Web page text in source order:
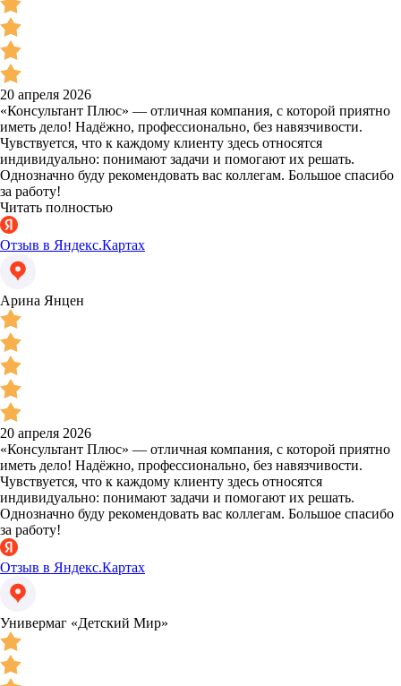
20 апреля 2026
«Консультант Плюс» — отличная компания, с которой приятно
иметь дело! Надёжно, профессионально, без навязчивости.
Чувствуется, что к каждому клиенту здесь относятся
индивидуально: понимают задачи и помогают их решать.
Однозначно буду рекомендовать вас коллегам. Большое спасибо
за работу!
Читать полностью
Отзыв в Яндекс.Картах
Арина Янцен
20 апреля 2026
«Консультант Плюс» — отличная компания, с которой приятно
иметь дело! Надёжно, профессионально, без навязчивости.
Чувствуется, что к каждому клиенту здесь относятся
индивидуально: понимают задачи и помогают их решать.
Однозначно буду рекомендовать вас коллегам. Большое спасибо
за работу!
Отзыв в Яндекс.Картах
Универмаг «Детский Мир»